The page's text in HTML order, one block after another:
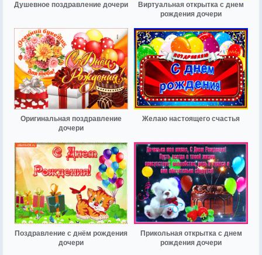
Душевное поздравление дочери
Виртуальная открытка с днем
рождения дочери
Оригинальная поздравление
дочери
Желаю настоящего счастья
Поздравление с днём рождения
дочери
Прикольная открытка с днем
рождения дочери